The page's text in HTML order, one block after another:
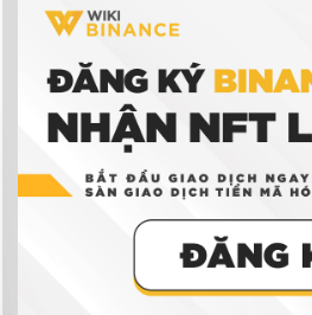
Binance
Ví tiền điện tử là gì?
tử để giao dịch tiền điện tử không?